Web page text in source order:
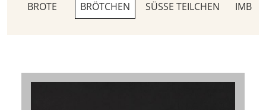
BROTE BRÖTCHEN SÜSSE TEILCHEN